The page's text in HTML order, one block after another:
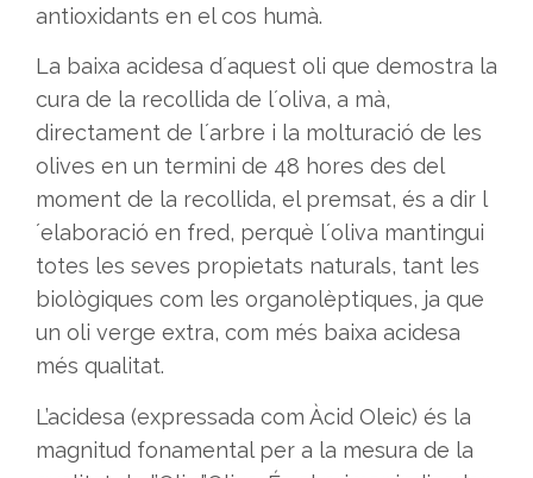
antioxidants en el cos humà.
La baixa acidesa d´aquest oli que demostra la
cura de la recollida de l´oliva, a mà,
directament de l´arbre i la molturació de les
olives en un termini de 48 hores des del
moment de la recollida, el premsat, és a dir l
´elaboració en fred, perquè l´oliva mantingui
totes les seves propietats naturals, tant les
biològiques com les organolèptiques, ja que
un oli verge extra, com més baixa acidesa
més qualitat.
L’acidesa (expressada com Àcid Oleic) és la
magnitud fonamental per a la mesura de la